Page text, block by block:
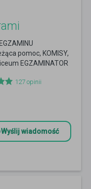
pomoc, KOMISY,
EGZAMINATOR
127 opinii
Wyślij wiadomość